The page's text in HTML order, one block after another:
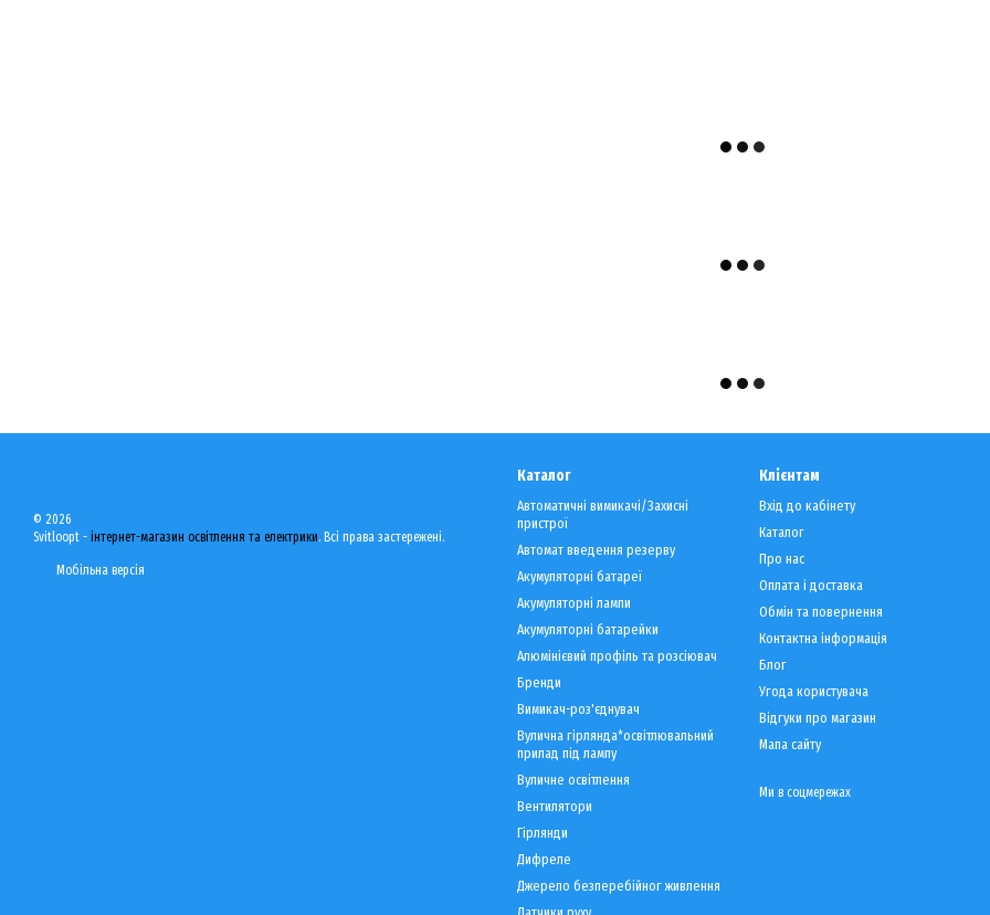
© 2026
Svitloopt - інтернет-магазин освітлення та електрики. Всі права застережені.
Мобільна версія
Каталог
Автоматичні вимикачі/Захисні
пристрої
Автомат введення резерву
Акумуляторні батареї
Акумуляторні лампи
Акумуляторні батарейки
Алюмінієвий профіль та розсіювач
Бренди
Вимикач-роз'єднувач
Вулична гірлянда*освітлювальний
прилад під лампу
Вуличне освітлення
Вентилятори
Гірлянди
Дифреле
Джерело безперебійног живлення
Клієнтам
Вхід до кабінету
Каталог
Про нас
Оплата і доставка
Обмін та повернення
Контактна інформація
Блог
Угода користувача
Відгуки про магазин
Мапа сайту
Ми в соцмережах